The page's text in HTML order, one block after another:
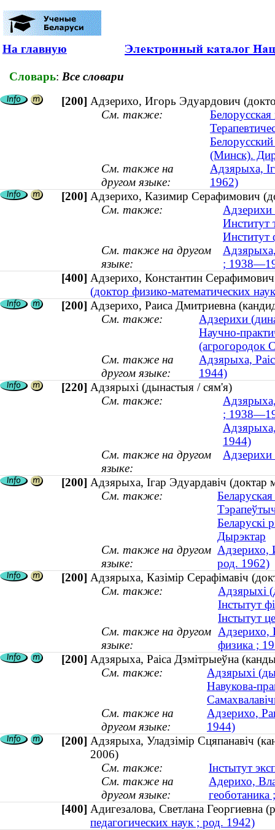
На главную
Словарь: Все словари
[200] Адзерихо, Игорь Эдуардович
См. также:
(Минск).
См. также на
другом языке:
Адзярыха,
1962)
[200] Адзерихо, Казимир Серафимович
См. также:
Адзерихи
Институт
Институт
См. также на другом
языке:
Адзярыха,
;
[400] Адзерихо, Константин
(доктор физико-математических
[200] Адзерихо, Раиса Дмитриевна
См. также:
Адзерихи
Научно-
(агрогородок
См. также на
другом языке:
Адзярыха,
1944)
[220] Адзярыхі (дынастыя / сям'я)
См. также:
Адзярыха,
;
Адзярыха,
1944)
См. также на другом
языке:
Адзерихи
[200] Адзярыха, Ігар Эдуардавіч (доктар
См. также:
Беларускі
Дырэктар
См. также на другом
языке:
Адзерихо,
род. 1962)
[200] Адзярыха, Казімір Серафімавіч
См. также:
Адзярыхі
Інстытут
Інстытут
См. также на другом
языке:
Адзерихо,
физика ;
[200] Адзярыха, Раіса Дзмітрыеўна
См. также:
Адзярыхі
Навукова-
См. также на
другом языке:
Адзерихо,
1944)
[200] Адзярыха, Уладзімір Сцяпанавіч
2006)
См. также:
Інстытут
См. также на
другом языке:
Адерихо,
[400] Адигезалова, Светлана
педагогических наук ; род. 1942)